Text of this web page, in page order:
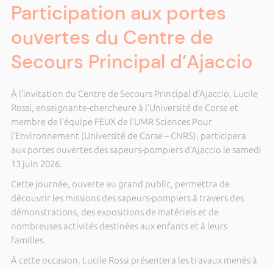
Participation aux portes
ouvertes du Centre de
Secours Principal d’Ajaccio
À l’invitation du Centre de Secours Principal d’Ajaccio, Lucile
Rossi, enseignante-chercheure à l’Université de Corse et
membre de l’équipe FEUX de l’UMR Sciences Pour
l’Environnement (Université de Corse – CNRS), participera
aux portes ouvertes des sapeurs-pompiers d’Ajaccio le samedi
13 juin 2026.
Cette journée, ouverte au grand public, permettra de
découvrir les missions des sapeurs-pompiers à travers des
démonstrations, des expositions de matériels et de
nombreuses activités destinées aux enfants et à leurs
familles.
À cette occasion, Lucile Rossi présentera les travaux menés à